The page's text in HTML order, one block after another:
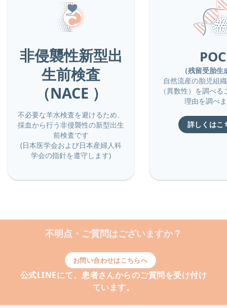
非侵襲性新型出
生前検査
（NACE ）
不必要な羊水検査を避けるため、
採血から行う非侵襲性の新型出生
前検査です
(日本医学会および日本産婦人科
学会の指針を遵守します)
POC
（残留受胎生
自然流産の胎児組
（異数性）を調べ
理由を調べ
詳しくはこ
不明点・ご質問はございますか？
お問い合わせはこちらへ
公式LINEにて、患者さんからのご質問を受け付け
ています。